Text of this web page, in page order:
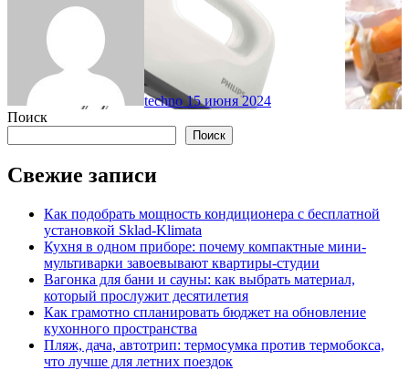
techno 15 июня 2024
Поиск
Поиск
Свежие записи
Как подобрать мощность кондиционера с бесплатной
установкой Sklad-Klimata
Кухня в одном приборе: почему компактные мини-
мультиварки завоевывают квартиры-студии
Вагонка для бани и сауны: как выбрать материал,
который прослужит десятилетия
Как грамотно спланировать бюджет на обновление
кухонного пространства
Пляж, дача, автотрип: термосумка против термобокса,
что лучше для летних поездок